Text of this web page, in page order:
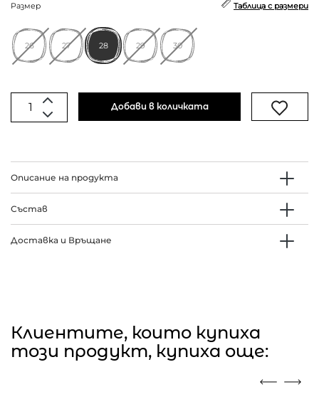
Размер Таблица с размери
26 27 28 29 30
Добави в количката
Описание на продукта
Състав
Доставка и Връщане
Клиентите, които купиха
този продукт, купиха още: